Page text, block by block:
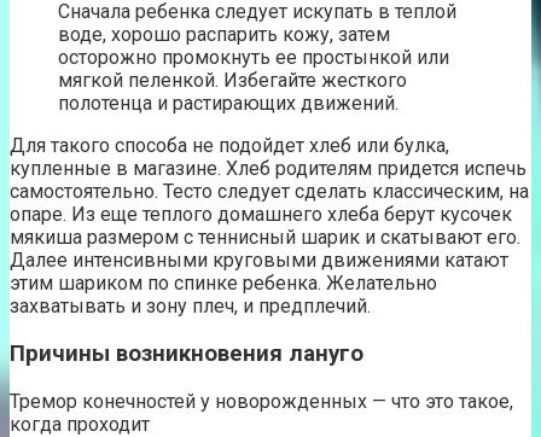
Сначала ребенка следует искупать в теплой
воде, хорошо распарить кожу, затем
осторожно промокнуть ее простынкой или
мягкой пеленкой. Избегайте жесткого
полотенца и растирающих движений.
Для такого способа не подойдет хлеб или булка,
купленные в магазине. Хлеб родителям придется испечь
самостоятельно. Тесто следует сделать классическим, на
опаре. Из еще теплого домашнего хлеба берут кусочек
мякиша размером с теннисный шарик и скатывают его.
Далее интенсивными круговыми движениями катают
этим шариком по спинке ребенка. Желательно
захватывать и зону плеч, и предплечий.
Причины возникновения лануго
Тремор конечностей у новорожденных — что это такое,
когда проходит